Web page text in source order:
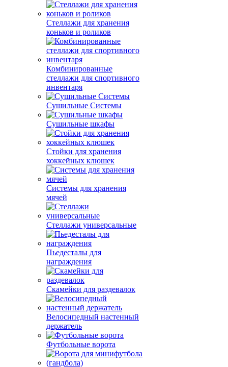
Стеллажи для хранения
коньков и роликов
Комбинированные
стеллажи для спортивного
инвентаря
Сушильные Системы
Сушильные шкафы
Стойки для хранения
хоккейных клюшек
Системы для хранения
мячей
Стеллажи универсальные
Пьедесталы для
награждения
Скамейки для раздевалок
Велосипедный настенный
держатель
Футбольные ворота